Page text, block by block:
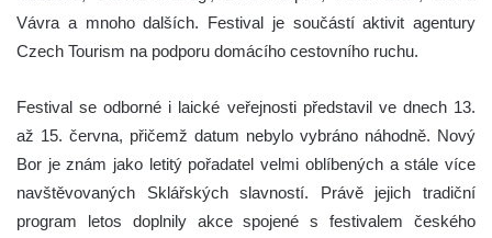
Vávra a mnoho dalších. Festival je součástí aktivit agentury
Czech Tourism na podporu domácího cestovního ruchu.
Festival se odborné i laické veřejnosti představil ve dnech 13.
až 15. června, přičemž datum nebylo vybráno náhodně. Nový
Bor je znám jako letitý pořadatel velmi oblíbených a stále více
navštěvovaných Sklářských slavností. Právě jejich tradiční
program letos doplnily akce spojené s festivalem českého